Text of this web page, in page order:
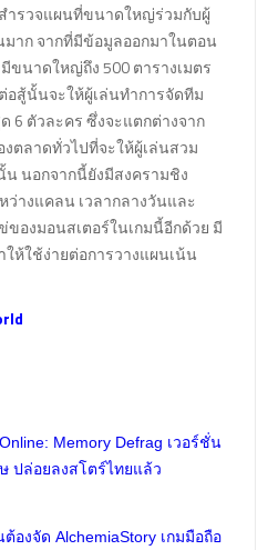
รวจแผนที่ขนาดใหญ่ร่วมกับผู้
าก จากที่มีข้อมูลออกมาในตอน
นาดใหญ่ถึง 500 ตารางเมตร
อสู้นั้นจะให้ผู้เล่นทำการจัดทีม
6 ตัวละคร ซึ่งจะแตกต่างจาก
งตลาดทั่วไปที่จะให้ผู้เล่นสวม
นอกจากนี้ยังมีสงครามชิง
างแคลน เวลากลางวันและ
องมอนสเตอร์ในเกมนี้อีกด้วย มี
ห้ใช้ง่ายต่อการวางแผนเน้น
Memory Defrag เวอร์ชั่น
ปล่อยลงสโตร์ไทยแล้ว
องจัด AlchemiaStory เกมมือถือ